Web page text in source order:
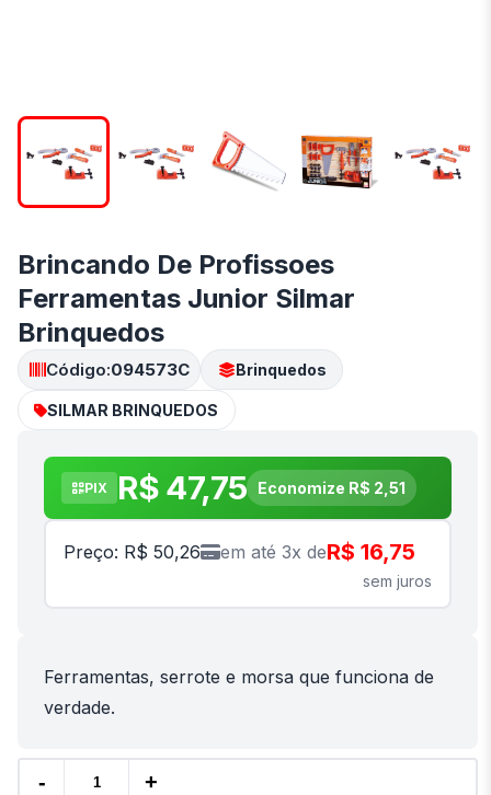
Brincando De Profissoes
Ferramentas Junior Silmar
Brinquedos
Código:094573C Brinquedos
SILMAR BRINQUEDOS
PIX R$ 47,75 Economize R$ 2,51
Preço: R$ 50,26 em até 3x deR$ 16,75
sem juros
Ferramentas, serrote e morsa que funciona de
verdade.
- +